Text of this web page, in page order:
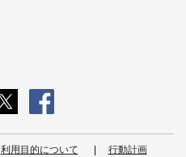
利用目的について 行動計画